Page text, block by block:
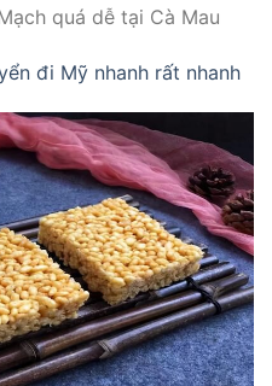
quá dễ tại Cà Mau
đi Mỹ nhanh rất nhanh